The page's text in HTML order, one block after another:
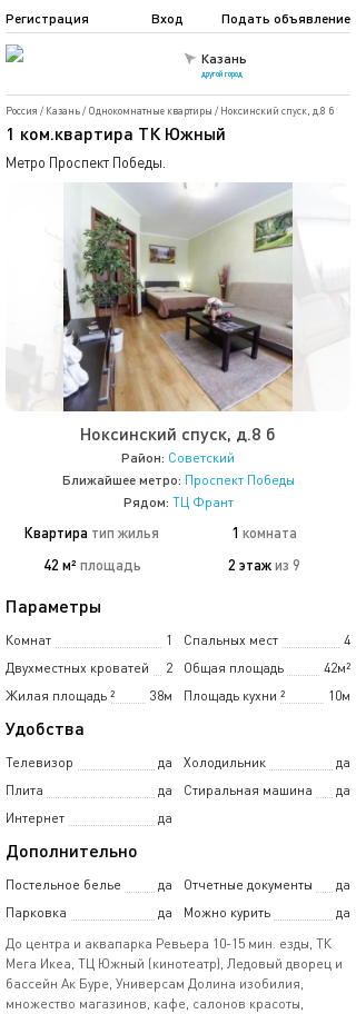
Казань
другой город
Подать объявление
Регистрация Вход
Россия / Казань/ Однокомнатные квартиры / Ноксинский спуск, д.8 б
1 ком.квартира ТК Южный
Метро Проспект Победы.
Ноксинский спуск, д.8 б
Район: Советский
Ближайшее метро: Проспект Победы
Рядом: ТЦ Франт
Квартира тип жилья 1 комната
42 м² площадь 2 этажиз 9
Параметры
Комнат 1 Спальных мест
4
Двухместных кроватей
2 Общая площадь
42м²
Жилая площадь
38м
² Площадь кухни 10м
²
Удобства
Телевизор да Холодильник
да
Плита
да Стиральная машина
да
Интернет
да
Дополнительно
Постельное белье да Отчетные документы
да
Парковка
да Можно курить
да
До центра и аквапарка Ревьера 10-15 мин. езды, ТК
Мега Икеа, ТЦ Южный (кинотеатр), Ледовый дворец и
бассейн Ак Буре, Универсам Долина изобилия,
множество магазинов, кафе, салонов красоты,